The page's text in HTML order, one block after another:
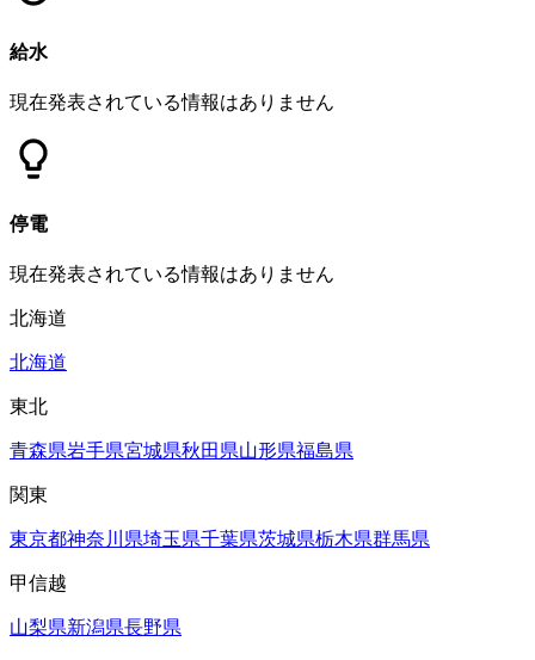
給水
現在発表されている情報はありません
停電
現在発表されている情報はありません
北海道
北海道
東北
青森県岩手県宮城県秋田県山形県福島県
関東
東京都神奈川県埼玉県千葉県茨城県栃木県群馬県
甲信越
山梨県新潟県長野県